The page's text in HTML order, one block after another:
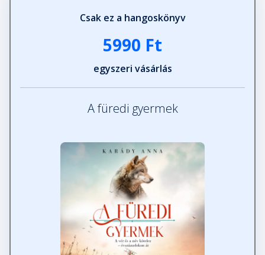
Csak ez a hangoskönyv
5990 Ft
egyszeri vásárlás
A füredi gyermek